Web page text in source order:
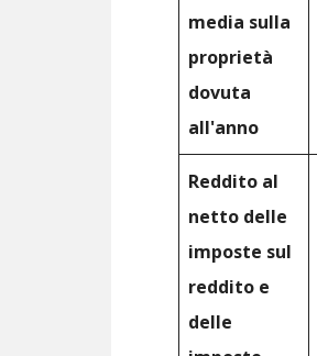
media sulla
proprietà
dovuta
all'anno
Reddito al
netto delle
imposte sul
reddito e
delle